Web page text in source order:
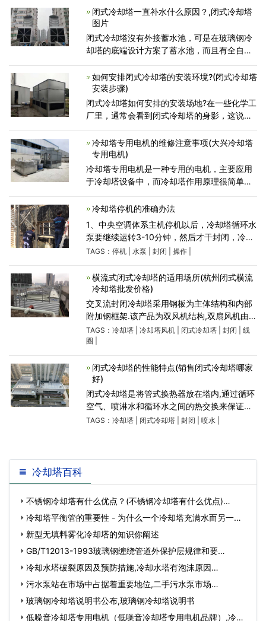
闭式冷却塔一直补水什么原因？,闭式冷却塔
图片
闭式冷却塔沒有外接蓄水池，可是在玻璃钢冷
却塔的底端设计方案了蓄水池，而且有全自动
自动控制系统，仅供水管道或其他供水设备。
可是假如出現直补
如何安排闭式冷却塔的安装环境?(闭式冷却塔
安装步骤)
闭式冷却塔如何安排的安装场地?在一些化学工
厂里，通常会看到闭式冷却塔的身影，这说明
式冷却塔的前期装置和使用尤其是装置，需要
事先做好安全。那
冷却塔专用电机的维修注意事项(大兴冷却塔
专用电机)
冷却塔专用电机是一种专用的电机，主要应用
于冷却塔设备中，而冷却塔作用原理很简单，
在运行过程中会产生大量的热量，这部份热量
需要排除掉，zui方便的
冷却塔停机的准确办法
1、中央空调体系主机停机以后，冷却塔循环水
泵要继续运转3-10分钟，然后才干封闭，冷却
塔水泵封闭后2-3分钟内即可停运冷却塔；原
系停运后不会承受过大
TAGS： 停机| 水泵 封闭 操作|
横流式闭式冷却塔的适用场所(杭州闭式横流
冷却塔批发价格)
交叉流封闭冷却塔采用钢板为主体结构和内部
附加钢框架.该产品为双风机结构,双扇风机由同
一电机通过带减速机驱动.该产品与横流FRP冷
却塔的区别在于,线圈与填料完全不同,循环水完
全封闭
TAGS： 冷却塔| 冷却塔风机| 闭式冷却塔| 封闭
线
圈
闭式冷却塔的性能特点(销售闭式冷却塔哪家
好)
闭式冷却塔是将管式换热器放在塔内,通过循环
空气、喷淋水和循环水之间的热交换来保证冷
却效果.因为它是一个封闭的循环,可以保证水质
TAGS： 冷却塔| 闭式冷却塔| 封闭 喷水
冷却塔百科
不锈钢冷却塔有什么优点？(不锈钢冷却塔有什么优点)…
冷却塔平衡管的重要性 - 为什么一个冷却塔充满水而另一个
冷却塔空着？,…
新型无填料雾化冷却塔的知识你阐述
GB/T12013-1993玻璃钢缠绕管道外保护层规律和要
点,gbt12010…
冷却水塔破裂原因及预防措施,冷却水塔有泡沫原因…
污水泵站在市场中占据着重要地位,二手污水泵市场…
玻璃钢冷却塔说明书公布,玻璃钢冷却塔说明书
低噪音冷却塔专用电机（低噪音冷却塔专用电机品牌）,冷却